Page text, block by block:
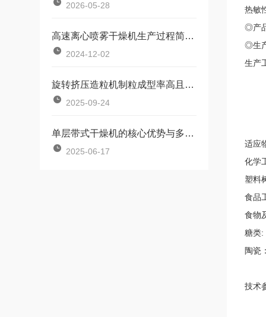
2026-05-28
高速离心喷雾干燥机生产过程简化且操作控制方便
2024-12-02
旋转挤压造粒机制粒成型率高且颗粒美观
2025-09-24
单层带式干燥机的核心优势与多元应用场景解析
2025-06-17
热敏
◎产
◎生
生产
适应
化学
塑料
食品
食物
糖类:
陶瓷
技术